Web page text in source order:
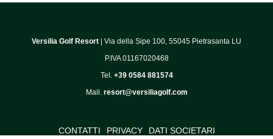
Versilia Golf Resort | Via della Sipe 100, 55045 Pietrasanta LU
P.IVA 01167020468
Tel. +39 0584 881574
Mail. resort@versiliagolf.com
CONTATTI PRIVACY
DATI SOCIETARI